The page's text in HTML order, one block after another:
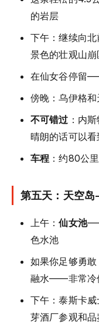
的岩层
下午：继续向
景色的壮观山崩
在仙女谷停留
傍晚：乌伊格
不可错过 ：内
晴朗的话可以
车程 ：约80公里
第五天：天空
上午：仙女池
色水池
如果你足够勇
融水——非常冷
下午：泰斯卡
芽酒厂参观和品